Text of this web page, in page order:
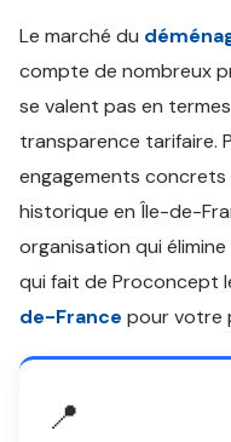
Le marché du
compte de nombreux
se valent pas en
transparence tarifaire.
engagements concrets
historique en Île-de-
organisation qui
qui fait de Proconcept
de-France pour votre
📍